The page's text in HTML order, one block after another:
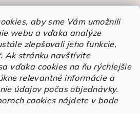
aby sme Vám umožnili
webu a vďaka analýze
zlepšovali jeho funkcie,
Ak stránku navštívite
vďaka cookies na ňu rýchlejšie
relevantné informácie a
údajov počas objednávky.
cookies nájdete v bode
Športové pracovné poltopánky PRESTIGE CLASSIC biele
je 5 z 5 hviezdičiek.